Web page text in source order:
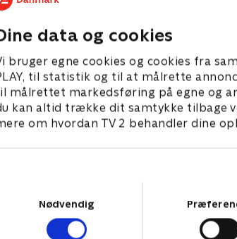
data og cookies
bruger egne cookies og cookies fra
til statistik og til at målrette
målrettet markedsføring på egne og
kan altid trække dit samtykke tilbage
om hvordan TV 2 behandler dine
Nødvendig